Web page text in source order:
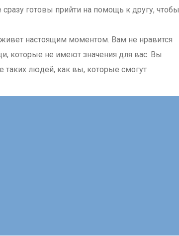
готовы прийти на помощь к другу, чтобы
настоящим моментом. Вам не нравится
которые не имеют значения для вас. Вы
людей, как вы, которые смогут